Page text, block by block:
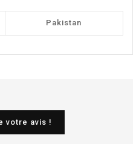
Pakistan
votre avis !